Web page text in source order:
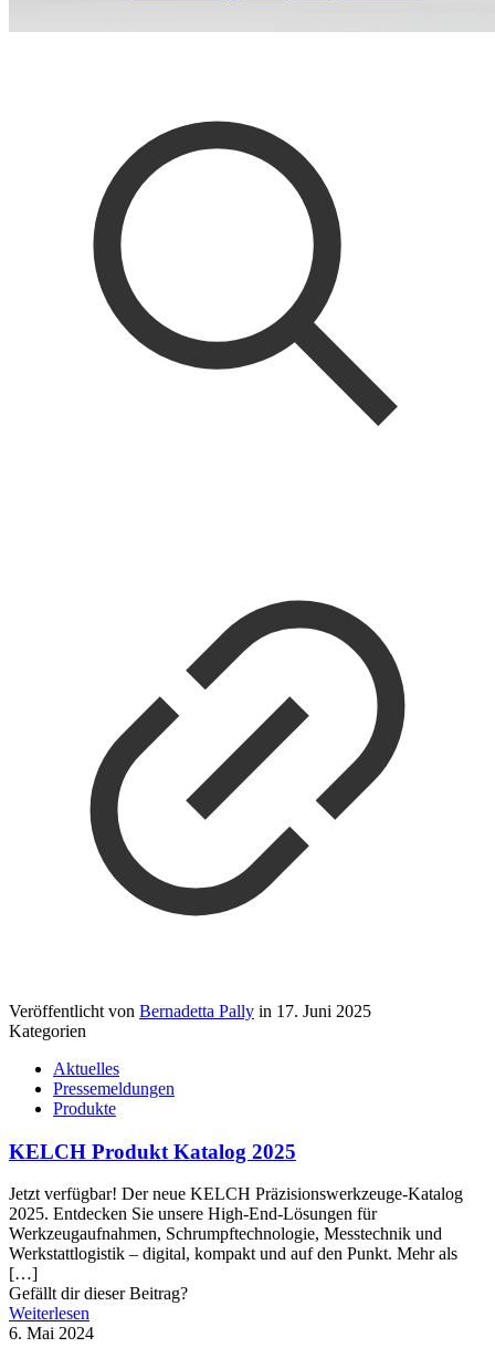
Veröffentlicht von Bernadetta Pally in 17. Juni 2025
Kategorien
Aktuelles
Pressemeldungen
Produkte
KELCH Produkt Katalog 2025
Jetzt verfügbar! Der neue KELCH Präzisionswerkzeuge-Katalog
2025. Entdecken Sie unsere High-End-Lösungen für
Werkzeugaufnahmen, Schrumpftechnologie, Messtechnik und
Werkstattlogistik – digital, kompakt und auf den Punkt. Mehr als
[…]
Gefällt dir dieser Beitrag?
Weiterlesen
6. Mai 2024